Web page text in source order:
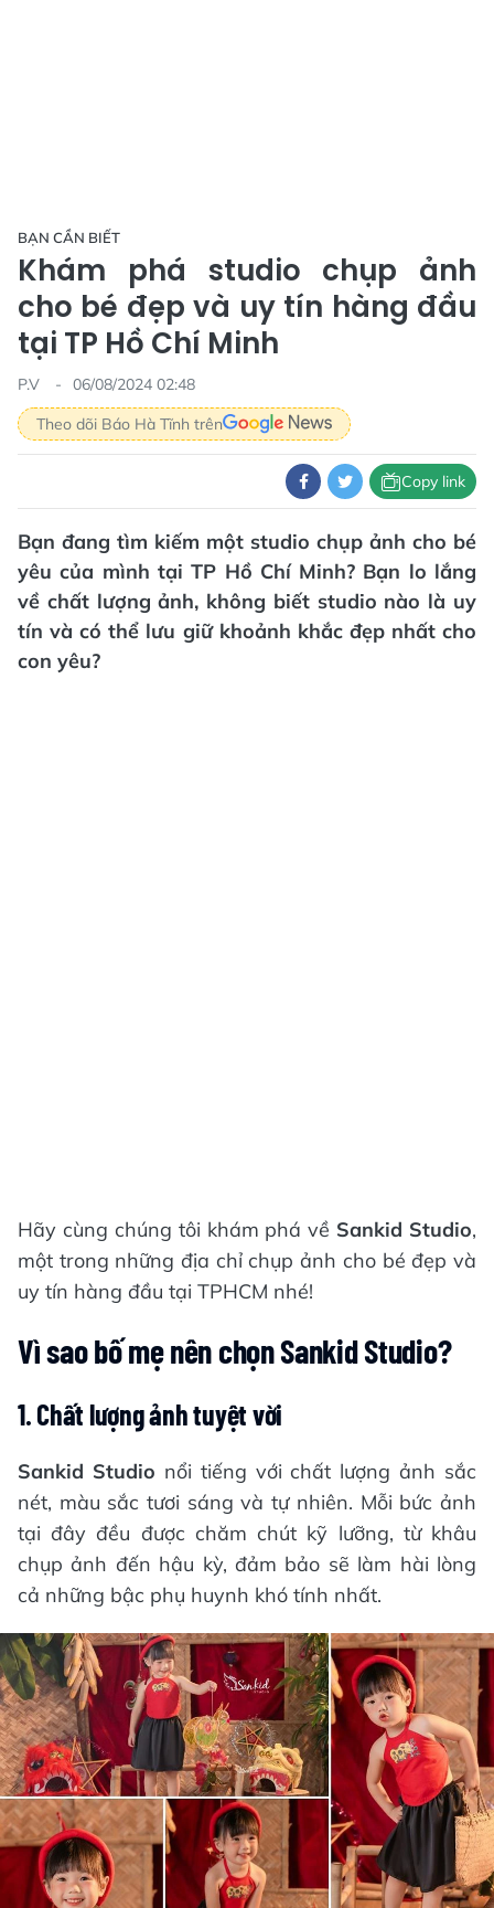
BẠN CẦN BIẾT
Khám phá studio chụp ảnh
cho bé đẹp và uy tín hàng đầu
tại TP Hồ Chí Minh
P.V
06/08/2024 02:48
Theo dõi Báo Hà Tĩnh trên
Copy link
Bạn đang tìm kiếm một studio chụp ảnh cho bé
yêu của mình tại TP Hồ Chí Minh? Bạn lo lắng
về chất lượng ảnh, không biết studio nào là uy
tín và có thể lưu giữ khoảnh khắc đẹp nhất cho
con yêu?
Hãy cùng chúng tôi khám phá về Sankid Studio,
một trong những địa chỉ chụp ảnh cho bé đẹp và
uy tín hàng đầu tại TPHCM nhé!
Vì sao bố mẹ nên chọn Sankid Studio?
1. Chất lượng ảnh tuyệt vời
Sankid Studio nổi tiếng với chất lượng ảnh sắc
nét, màu sắc tươi sáng và tự nhiên. Mỗi bức ảnh
tại đây đều được chăm chút kỹ lưỡng, từ khâu
chụp ảnh đến hậu kỳ, đảm bảo sẽ làm hài lòng
cả những bậc phụ huynh khó tính nhất.